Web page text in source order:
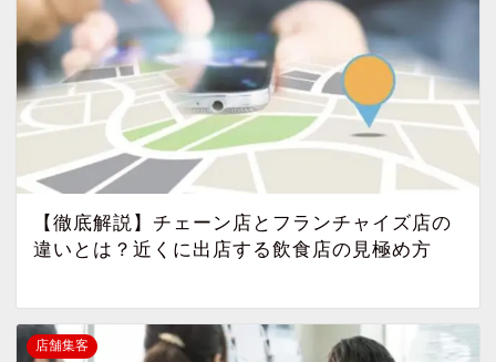
【徹底解説】チェーン店とフランチャイズ店の
違いとは？近くに出店する飲食店の見極め方
店舗集客